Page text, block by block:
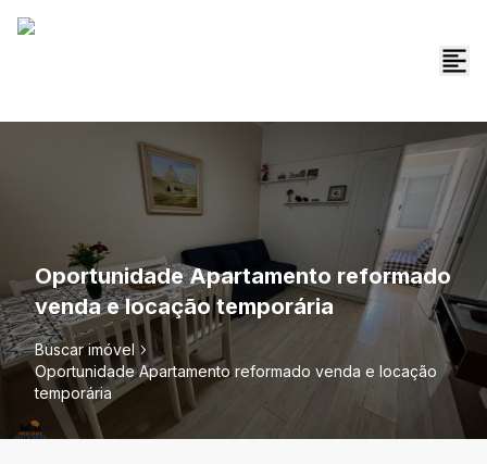
Oportunidade Apartamento reformado
venda e locação temporária
Buscar imóvel
Oportunidade Apartamento reformado venda e locação
temporária